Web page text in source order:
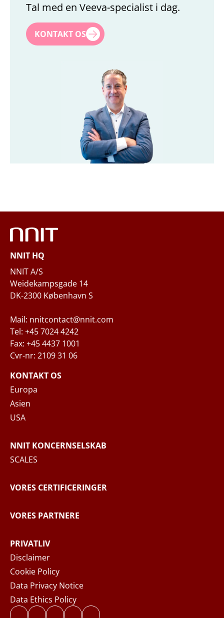
Tal med en Veeva-specialist i dag.
Navn*
Telefon
Spørgsmål og/eller behov
Når du indsender din forespørgsel til NNIT
via kontaktformularen, behandler NNIT de
overensstemmelse med
hvor du kan læse mere om dine rettigheder
SEND BESKED
KONTAKT OS
NNIT HQ
NNIT A/S
Weidekampsgade 14
DK-2300 København S
Mail: nnitcontact@nnit.com
Tel: +45 7024 4242
Fax: +45 4437 1001
Cvr-nr: 2109 31 06
KONTAKT OS
Europa
Asien
USA
NNIT KONCERNSELSKAB
SCALES
VORES CERTIFICERINGER
VORES PARTNERE
PRIVATLIV
Disclaimer
Cookie Policy
Data Privacy Notice
Data Ethics Policy